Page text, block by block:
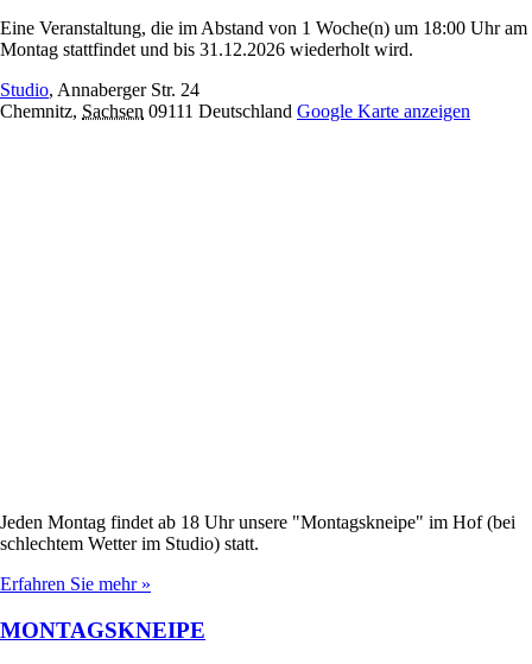
Eine Veranstaltung, die im Abstand von 1 Woche(n) um 18:00 Uhr am
Montag stattfindet und bis 31.12.2026 wiederholt wird.
Studio, Annaberger Str. 24
Chemnitz, Sachsen 09111 Deutschland Google Karte anzeigen
Jeden Montag findet ab 18 Uhr unsere "Montagskneipe" im Hof (bei
schlechtem Wetter im Studio) statt.
Erfahren Sie mehr »
MONTAGSKNEIPE